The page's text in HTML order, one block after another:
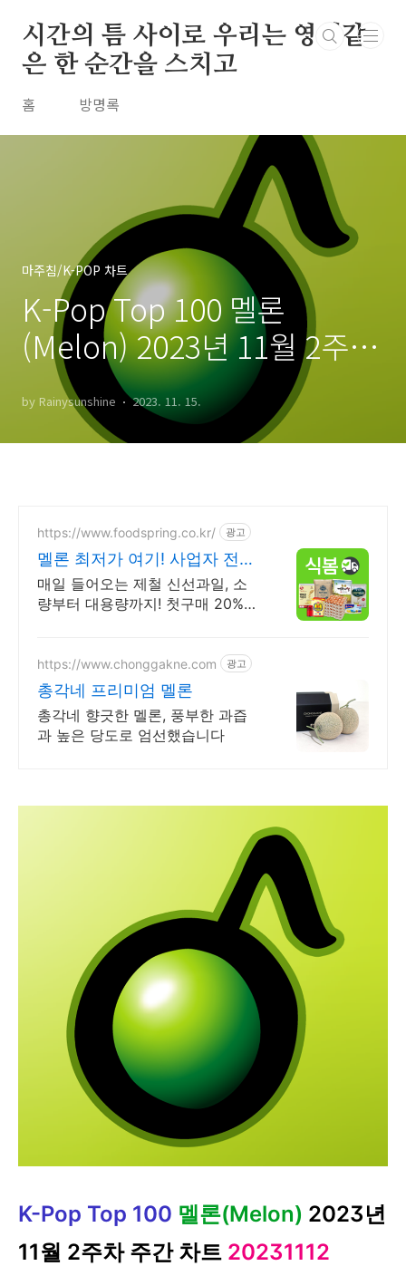
시간의 틈 사이로 우리는 영원같
은 한 순간을 스치고
홈 방명록
마주침/K-POP 차트
K-Pop Top 100 멜론
(Melon) 2023년 11월 2주차
주간 차트 20231112
by Rainysunshine 2023. 11. 15.
https://www.foodspring.co.kr/ 광고
멜론 최저가 여기! 사업자 전용
특가
매일 들어오는 제철 신선과일, 소
량부터 대용량까지! 첫구매 20%즉
https://www.chonggakne.com 광고
총각네 프리미엄 멜론
총각네 향긋한 멜론, 풍부한 과즙
과 높은 당도로 엄선했습니다
K-Pop Top 100 멜론(Melon) 2023년
11월 2주차 주간 차트 20231112